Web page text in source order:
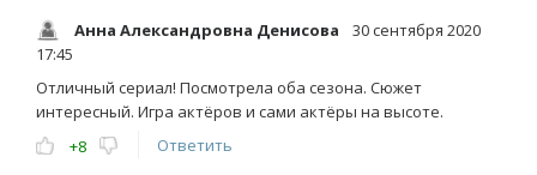
Анна Александровна Денисова
30 сентября 2020
17:45
Отличный сериал! Посмотрела оба сезона. Сюжет
интересный. Игра актёров и сами актёры на высоте.
+8
Ответить